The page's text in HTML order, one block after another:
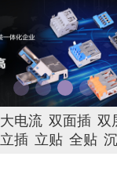
大电流 双面插 双
立插 立贴 全贴